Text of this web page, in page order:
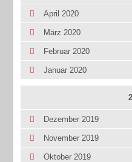
April 2020
März 2020
Februar 2020
Januar 2020
Dezember 2019
November 2019
Oktober 2019